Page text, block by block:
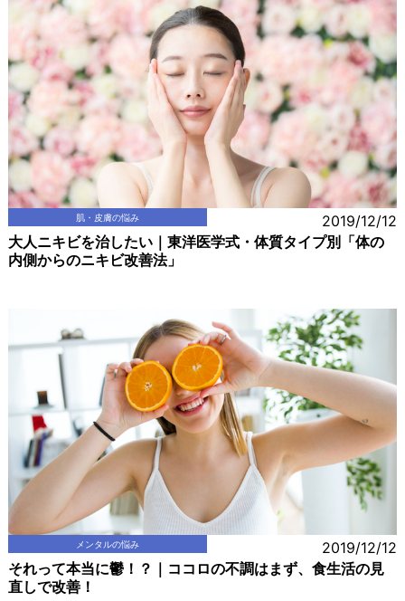
肌・皮膚の悩み 2019/12/12
大人ニキビを治したい｜東洋医学式・体質タイプ別「体の
内側からのニキビ改善法」
メンタルの悩み 2019/12/12
それって本当に鬱！？｜ココロの不調はまず、食生活の見
直しで改善！